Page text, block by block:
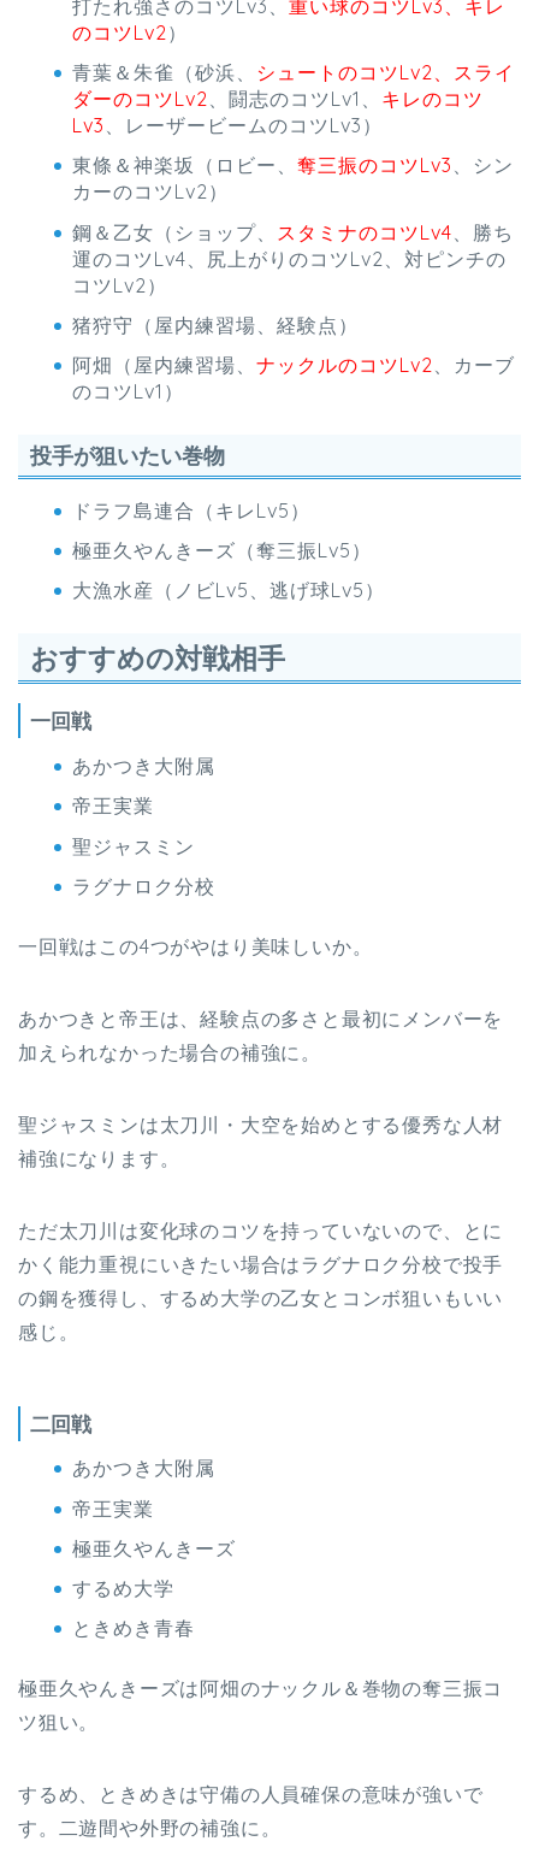
打たれ強さのコツLv3、 重い球のコツLv3、キレ
のコツLv2）
青葉＆朱雀（砂浜、 シュートのコツLv2、スライ
ダーのコツLv2、闘志のコツLv1、 キレのコツ
Lv3 、レーザービームのコツLv3）
東條＆神楽坂（ロビー、 奪三振のコツLv3 、シン
カーのコツLv2）
鋼＆乙女（ショップ、 スタミナのコツLv4 、勝ち
運のコツLv4、尻上がりのコツLv2、対ピンチの
コツLv2）
猪狩守（屋内練習場、経験点）
阿畑（屋内練習場、 ナックルのコツLv2 、カーブ
のコツLv1）
投手が狙いたい巻物
ドラフ島連合（キレLv5）
極亜久やんきーズ（奪三振Lv5）
大漁水産（ノビLv5、逃げ球Lv5）
おすすめの対戦相手
一回戦
あかつき大附属
帝王実業
聖ジャスミン
ラグナロク分校
一回戦はこの4つがやはり美味しいか。
あかつきと帝王は、経験点の多さと最初にメンバーを
加えられなかった場合の補強に。
聖ジャスミンは太刀川・大空を始めとする優秀な人材
補強になります。
ただ太刀川は変化球のコツを持っていないので、とに
かく能力重視にいきたい場合はラグナロク分校で投手
の鋼を獲得し、するめ大学の乙女とコンボ狙いもいい
感じ。
二回戦
あかつき大附属
帝王実業
極亜久やんきーズ
するめ大学
ときめき青春
極亜久やんきーズは阿畑のナックル＆巻物の奪三振コ
ツ狙い。
するめ、ときめきは守備の人員確保の意味が強いで
す。二遊間や外野の補強に。